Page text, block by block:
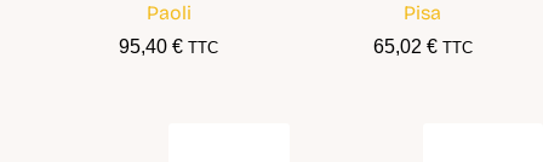
Paoli
95,40€ TTC
Pisa
65,02 € TTC